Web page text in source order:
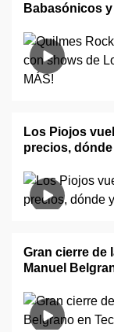
Babasónicos y
Los Piojos
precios,
Gran cierre de
Manuel